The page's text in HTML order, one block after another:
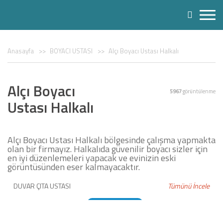
Anasayfa BOYACI USTASI Alçı Boyacı Ustası Halkalı
Alçı Boyacı
Ustası Halkalı
5967görüntülenme
Alçı Boyacı Ustası Halkalı bölgesinde çalışma yapmakta
olan bir firmayız. Halkalıda güvenilir boyacı sizler için
en iyi düzenlemeleri yapacak ve evinizin eski
görüntüsünden eser kalmayacaktır.
DUVAR ÇITA USTASI Tümünü İncele